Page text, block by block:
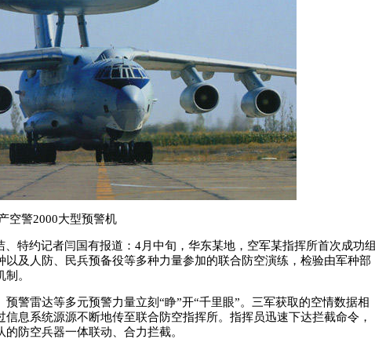
空警2000大型预警机
特约记者闫国有报道：4月中旬，华东某地，空军某指挥所首次成功组
以及人防、民兵预备役等多种力量参加的联合防空演练，检验由军种部
。
雷达等多元预警力量立刻“睁”开“千里眼”。三军获取的空情数据相
息系统源源不断地传至联合防空指挥所。指挥员迅速下达拦截命令，
防空兵器一体联动、合力拦截。